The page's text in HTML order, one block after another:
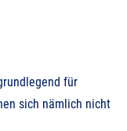
für
sich nämlich nicht